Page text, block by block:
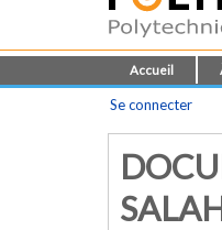
Accueil
Se connecter